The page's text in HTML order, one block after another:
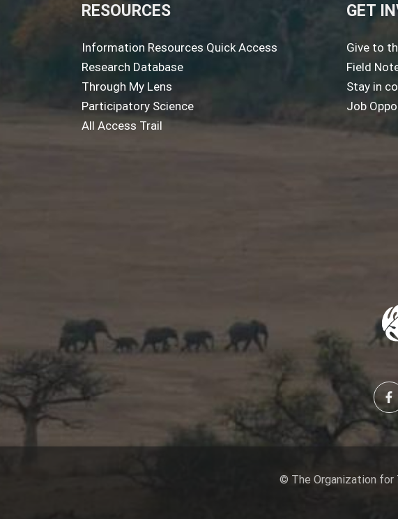
RESOURCES
Information Resources Quick Access
Research Database
Through My Lens
Participatory Science
All Access Trail
GET
Give to
Field
Stay in
Job
© The Organization for